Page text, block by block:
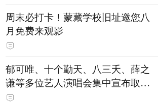
周末必打卡！蒙藏学校旧址邀您八
月免费来观影
郁可唯、十个勤天、八三夭、薛之
谦等多位艺人演唱会集中宣布取消
或延期